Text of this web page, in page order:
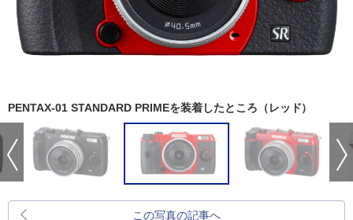
PENTAX-01 STANDARD PRIMEを装着したところ（レッド）
この写真の記事へ